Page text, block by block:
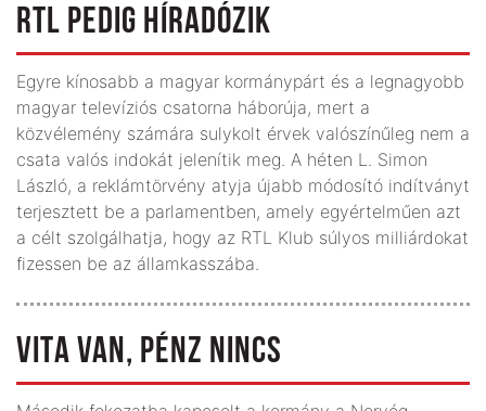
RTL PEDIG HÍRADÓZIK
Egyre kínosabb a magyar kormánypárt és a legnagyobb
magyar televíziós csatorna háborúja, mert a
közvélemény számára sulykolt érvek valószínűleg nem a
csata valós indokát jelenítik meg. A héten L. Simon
László, a reklámtörvény atyja újabb módosító indítványt
terjesztett be a parlamentben, amely egyértelműen azt
a célt szolgálhatja, hogy az RTL Klub súlyos milliárdokat
fizessen be az államkasszába.
VITA VAN, PÉNZ NINCS